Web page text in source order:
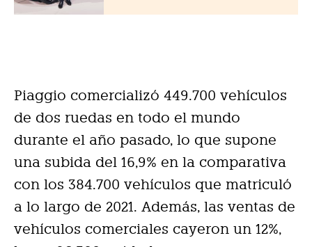
Piaggio comercializó 449.700 vehículos
de dos ruedas en todo el mundo
durante el año pasado, lo que supone
una subida del 16,9% en la comparativa
con los 384.700 vehículos que matriculó
a lo largo de 2021. Además, las ventas de
vehículos comerciales cayeron un 12%,